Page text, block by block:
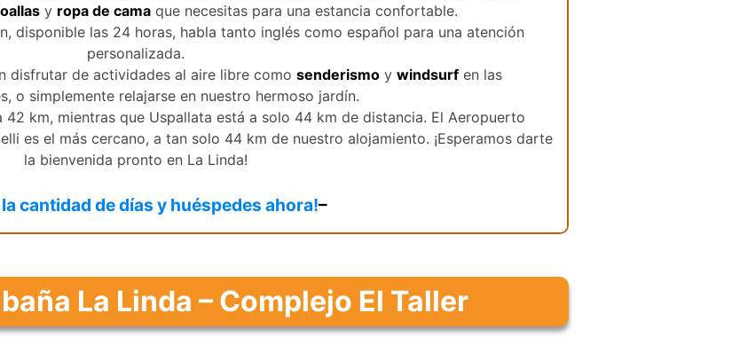
y ropa de cama que necesitas para una estancia confortable.
disponible las 24 horas, habla tanto inglés como español para una atención
personalizada.
disfrutar de actividades al aire libre como senderismo y windsurf en las
o simplemente relajarse en nuestro hermoso jardín.
42 km, mientras que Uspallata está a solo 44 km de distancia. El Aeropuerto
es el más cercano, a tan solo 44 km de nuestro alojamiento. ¡Esperamos darte
la bienvenida pronto en La Linda!
la cantidad de días y huéspedes ahora!–
La Linda – Complejo El Taller